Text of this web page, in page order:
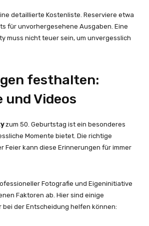
detaillierte Kostenliste. Reserviere etwa
für unvorhergesehene Ausgaben. Eine
muss nicht teuer sein, um unvergesslich
festhalten:
Videos
zum 50. Geburtstag ist ein besonderes
Momente bietet. Die richtige
Feier kann diese Erinnerungen für immer
Fotografie und Eigeninitiative
Faktoren ab. Hier sind einige
bei der Entscheidung helfen können: